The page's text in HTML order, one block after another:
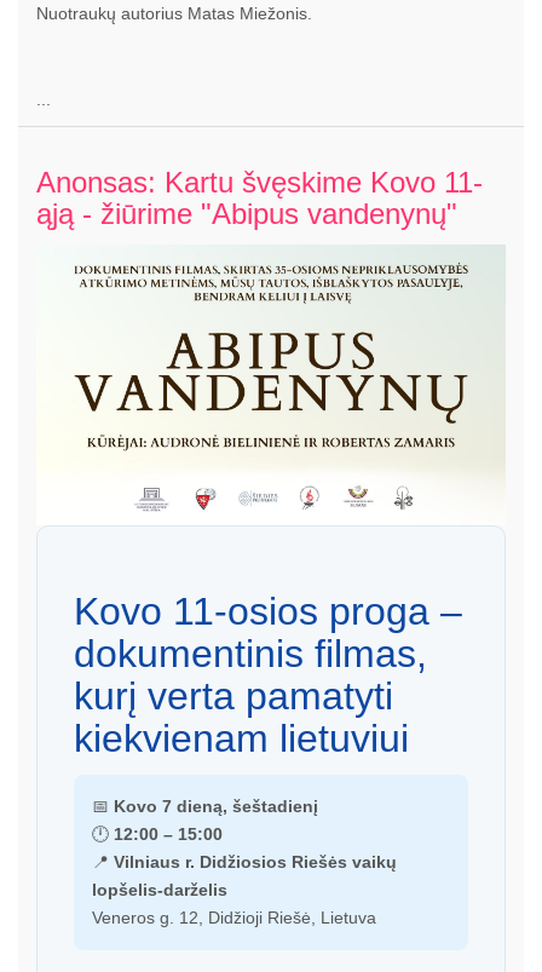
Nuotraukų autorius Matas Miežonis.
Anonsas: Kartu švęskime Kovo 11-
ąją - žiūrime "Abipus vandenynų"
Kovo 11-osios proga –
dokumentinis filmas,
kurį verta pamatyti
kiekvienam lietuviui
📅 Kovo 7 dieną, šeštadienį
🕛 12:00 – 15:00
📍 Vilniaus r. Didžiosios Riešės vaikų
lopšelis-darželis
Veneros g. 12, Didžioji Riešė, Lietuva